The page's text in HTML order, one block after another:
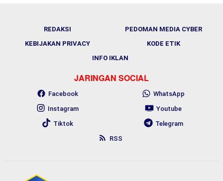
REDAKSI
PEDOMAN MEDIA CYBER
KEBIJAKAN PRIVACY
KODE ETIK
INFO IKLAN
JARINGAN SOCIAL
Facebook
WhatsApp
Instagram
Youtube
Tiktok
Telegram
RSS